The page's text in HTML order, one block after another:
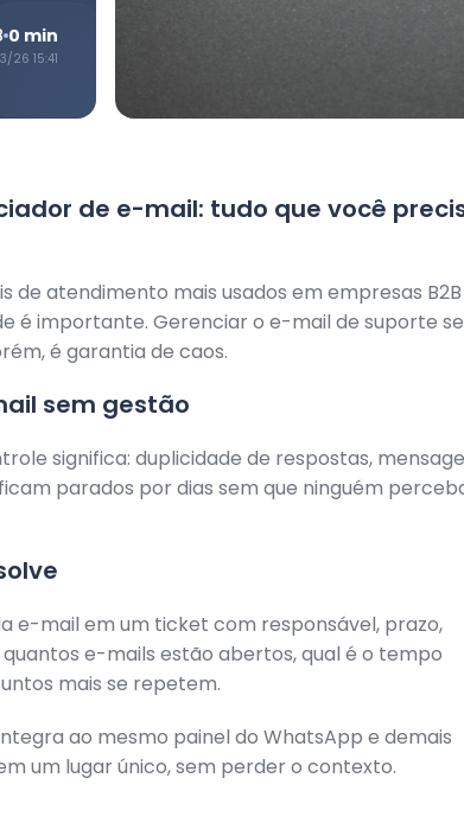
0 min
26 15:41
de e-mail: tudo que você
de atendimento mais usados em empresas
é importante. Gerenciar o e-mail de suporte
é garantia de caos.
sem gestão
significa: duplicidade de respostas,
parados por dias sem que ninguém
e-mail em um ticket com responsável, prazo,
e-mails estão abertos, qual é o tempo
mais se repetem.
ao mesmo painel do WhatsApp e demais
um lugar único, sem perder o contexto.